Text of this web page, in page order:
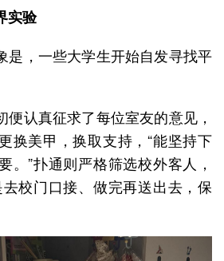
实验
是，一些大学生开始自发寻找平
便认真征求了每位室友的意见，
换美甲，换取支持，“能坚持下
。”扑通则严格筛选校外客人，
校门口接、做完再送出去，保